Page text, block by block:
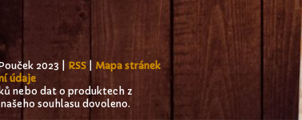
2023 | RSS
Mapa stránek
údaje
nebo dat o produktech z
souhlasu dovoleno.